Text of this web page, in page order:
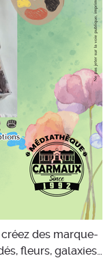
des marque-
fleurs, galaxies…